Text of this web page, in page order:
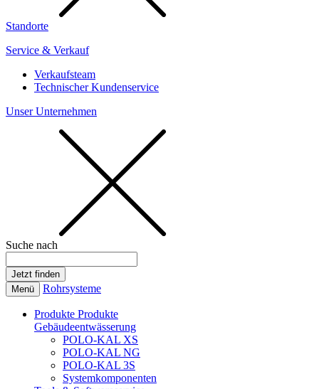
Standorte
Service & Verkauf
Verkaufsteam
Technischer Kundenservice
Unser Unternehmen
Suche nach
Menü Rohrsysteme
Produkte Produkte
Gebäudeentwässerung
POLO-KAL XS
POLO-KAL NG
POLO-KAL 3S
Systemkomponenten